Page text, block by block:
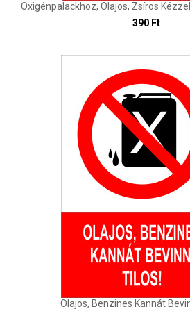
Oxigénpalackhoz, Olajos, Zsíros
390 Ft
Olajos, Benzines Kannát